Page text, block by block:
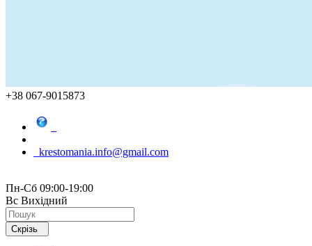
+38 067-9015873
krestomania.info@gmail.com
Пн-Сб 09:00-19:00
Вс Вихідний
Скрізь